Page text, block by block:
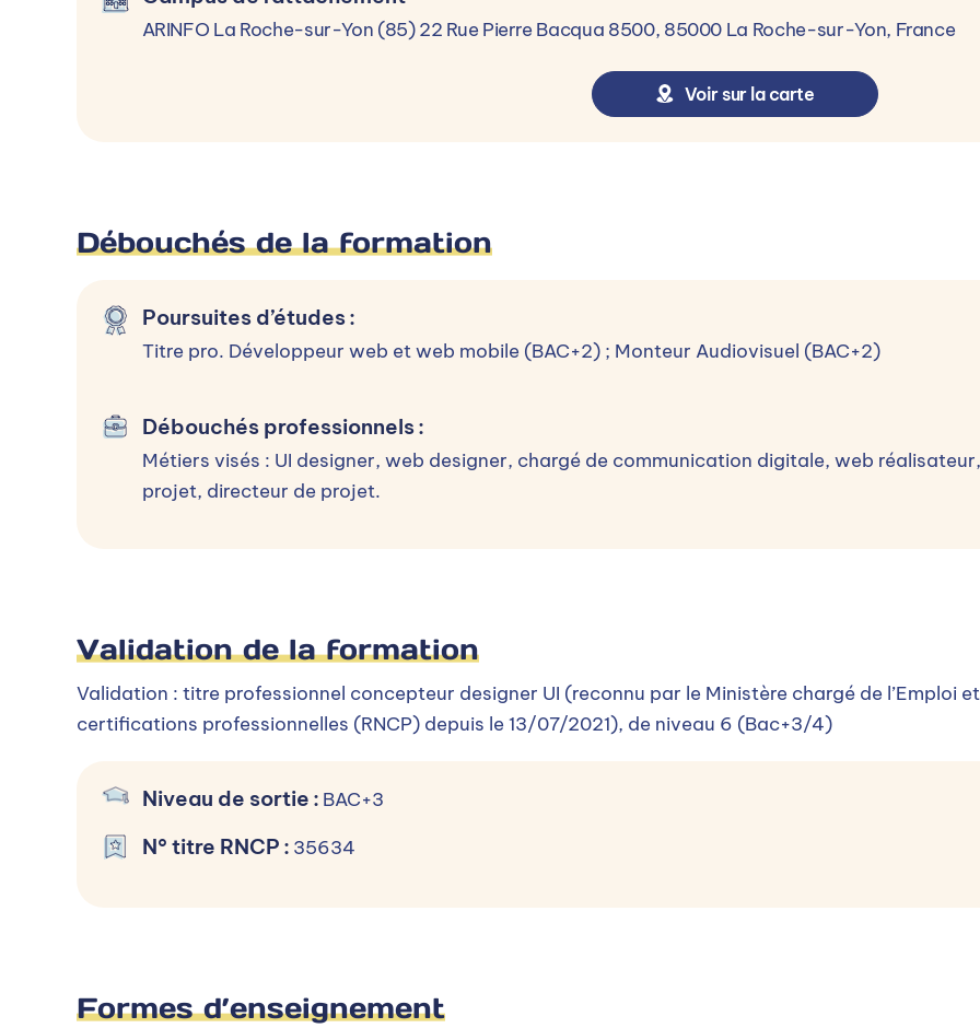
ARINFO La Roche-sur-Yon (85) 22 Rue Pierre Bacqua 8500, 85000 La Roche-sur-Yon, France
Voir sur la carte
Débouchés de la formation
Poursuites d’études:
Titre pro. Développeur web et web mobile (BAC+2) ; Monteur Audiovisuel (BAC+2)
Débouchés professionnels:
Métiers visés : UI designer, web designer, chargé de communication digitale, web
projet, directeur de projet.
Validation de la formation
Validation : titre professionnel concepteur designer UI (reconnu par le Ministère chargé de l’Emploi
certifications professionnelles (RNCP) depuis le 13/07/2021), de niveau 6 (Bac+3/4)
Niveau de sortie : BAC+3
N° titre RNCP : 35634
Formes d’enseignement
Inscription :Toute l'année
Rentrée : Printemps & Automne
Déroulement de l’admission
1- Entretien individuel ou collectif 2- Test de positionnement 3- Validation de l'inscription 4-
Frais de scolarité
Le coût de la formation est pris en charge par l'Opérateur de compétences (OPCO) de l'entreprise !